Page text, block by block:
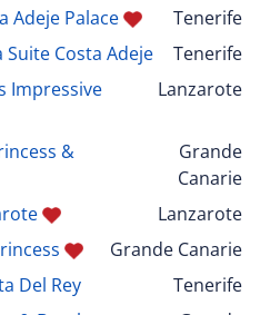
Adeje Palace
Tenerife
Costa Adeje
Tenerife
Impressive
Lanzarote
&
Grande
Canarie
Lanzarote
Grande Canarie
Del Rey
Tenerife